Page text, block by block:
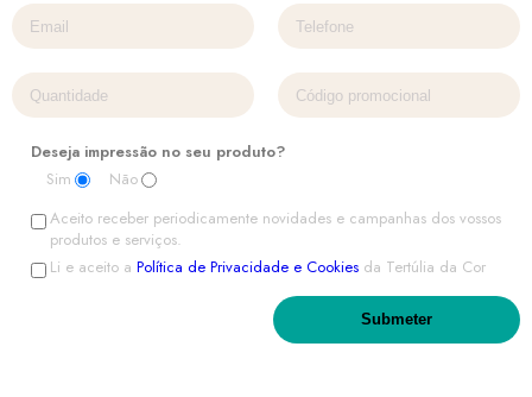
Deseja impressão no seu produto?
Sim
Não
Aceito receber periodicamente novidades e campanhas dos vossos
produtos e serviços.
Li e aceito a Política de Privacidade e Cookies da Tertúlia da Cor